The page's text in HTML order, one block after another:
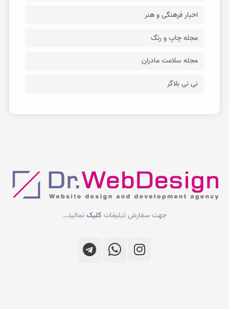
اخبار فرهنگی و هنر
مجله چاپ و رنگ
مجله سلامت مادران
نی نی بلاگر
جهت سفارش تبلیغات کلیکنمائید…